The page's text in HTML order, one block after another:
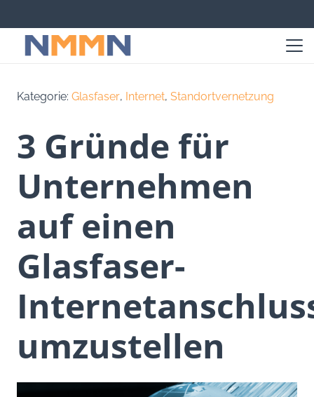
Kategorie: Glasfaser, Internet, Standortvernetzung
3 Gründe für
Unternehmen
auf einen
Glasfaser-
umzustellen